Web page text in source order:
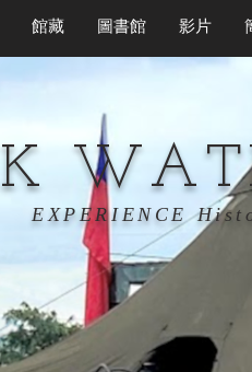
館藏 圖書館 影片
EXPERIENCE